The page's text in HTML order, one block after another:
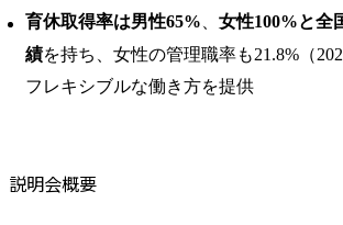
育休取得率は男性65%
女性100%と全
績を持ち、女性の管理職率も21.8%（
フレキシブルな働き方を提供
説明会概要